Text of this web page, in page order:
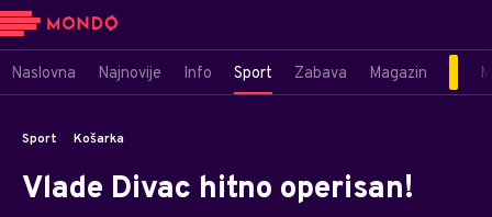
Naslovna Najnovije Info Sport Zabava Magazin
Sport Košarka
Vlade Divac hitno operisan!